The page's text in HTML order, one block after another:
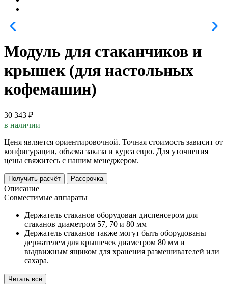
Модуль для стаканчиков и
крышек (для настольных
кофемашин)
30 343 ₽
в наличии
Ценя является ориентировочной. Точная стоимость зависит от
конфигурации, объема заказа и курса евро. Для уточнения
цены свяжитесь с нашим менеджером.
Получить расчёт Рассрочка
Описание
Совместимые аппараты
Держатель стаканов оборудован диспенсером для
стаканов диаметром 57, 70 и 80 мм
Держатель стаканов также могут быть оборудованы
держателем для крышечек диаметром 80 мм и
выдвижным ящиком для хранения размешивателей или
сахара.
Читать всё